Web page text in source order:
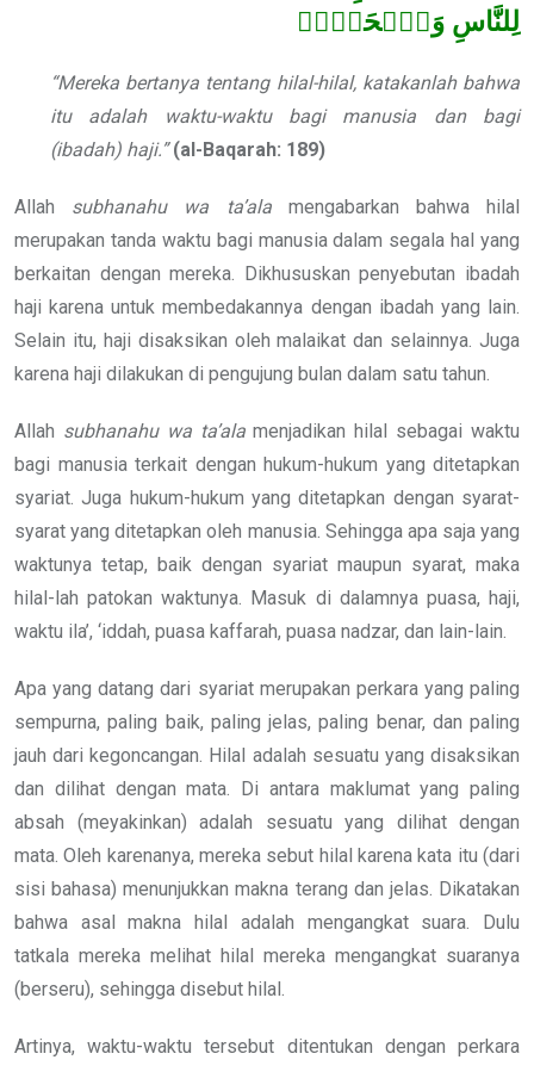
لِلنَّاسِ وَٱلۡحَجِّۗ
“Mereka bertanya tentang hilal-hilal, katakanlah bahwa
itu adalah waktu-waktu bagi manusia dan bagi
(ibadah) haji.” (al-Baqarah: 189)
Allah subhanahu wa ta’alamengabarkan bahwa hilal
merupakan tanda waktu bagi manusia dalam segala hal yang
berkaitan dengan mereka. Dikhususkan penyebutan ibadah
haji karena untuk membedakannya dengan ibadah yang lain.
Selain itu, haji disaksikan oleh malaikat dan selainnya. Juga
karena haji dilakukan di pengujung bulan dalam satu tahun.
Allah subhanahu wa ta’alamenjadikan hilal sebagai waktu
bagi manusia terkait dengan hukum-hukum yang ditetapkan
syariat. Juga hukum-hukum yang ditetapkan dengan syarat-
syarat yang ditetapkan oleh manusia. Sehingga apa saja yang
waktunya tetap, baik dengan syariat maupun syarat, maka
hilal-lah patokan waktunya. Masuk di dalamnya puasa, haji,
waktu ila’, ‘iddah, puasa kaffarah, puasa nadzar, dan lain-lain.
Apa yang datang dari syariat merupakan perkara yang paling
sempurna, paling baik, paling jelas, paling benar, dan paling
jauh dari kegoncangan. Hilal adalah sesuatu yang disaksikan
dan dilihat dengan mata. Di antara maklumat yang paling
absah (meyakinkan) adalah sesuatu yang dilihat dengan
mata. Oleh karenanya, mereka sebut hilal karena kata itu (dari
sisi bahasa) menunjukkan makna terang dan jelas. Dikatakan
bahwa asal makna hilal adalah mengangkat suara. Dulu
tatkala mereka melihat hilal mereka mengangkat suaranya
(berseru), sehingga disebut hilal.
Artinya, waktu-waktu tersebut ditentukan dengan perkara